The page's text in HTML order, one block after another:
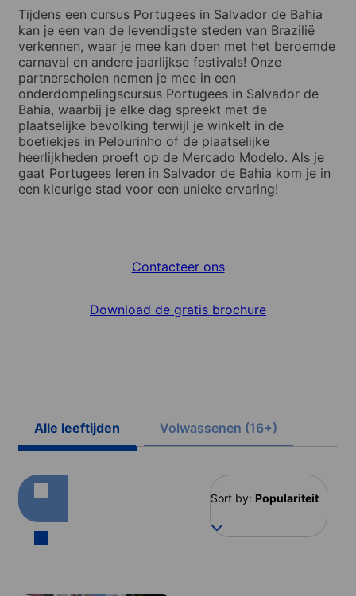
Tijdens een cursus Portugees in Salvador de Bahia
kan je een van de levendigste steden van Brazilië
verkennen, waar je mee kan doen met het beroemde
carnaval en andere jaarlijkse festivals! Onze
partnerscholen nemen je mee in een
onderdompelingscursus Portugees in Salvador de
Bahia, waarbij je elke dag spreekt met de
plaatselijke bevolking terwijl je winkelt in de
boetiekjes in Pelourinho of de plaatselijke
heerlijkheden proeft op de Mercado Modelo. Als je
gaat Portugees leren in Salvador de Bahia kom je in
een kleurige stad voor een unieke ervaring!
Contacteer ons
Download de gratis brochure
Alle leeftijden Volwassenen (16+)
Sort by: Populariteit